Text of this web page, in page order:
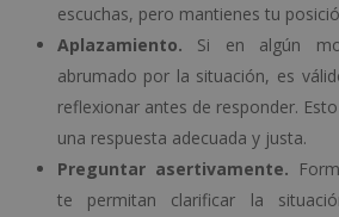
escuchas, pero mantienes tu
Aplazamiento. Si en algún
abrumado por la situación, es
reflexionar antes de responder.
una respuesta adecuada y justa.
Preguntar asertivamente.
te permitan clarificar la